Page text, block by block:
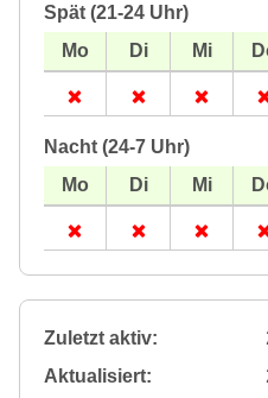
Spät (21-24 Uhr)
Nacht (24-7 Uhr)
Zuletzt aktiv:
Aktualisiert: